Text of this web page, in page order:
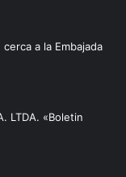
a la Embajada
LTDA. «Boletin